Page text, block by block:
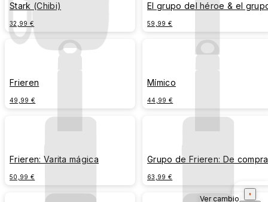
Stark (Chibi)
32,99 €
El grupo del héroe & el
59,99 €
Frieren
49,99 €
Mímico
44,99 €
Frieren: Varita mágica
50,99 €
Grupo de Frieren: De
63,99 €
Ver cambio